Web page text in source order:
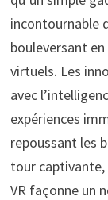
incontournable
bouleversant
virtuels. Les
avec
expériences
repoussant les
tour captivante,
VR façonne un